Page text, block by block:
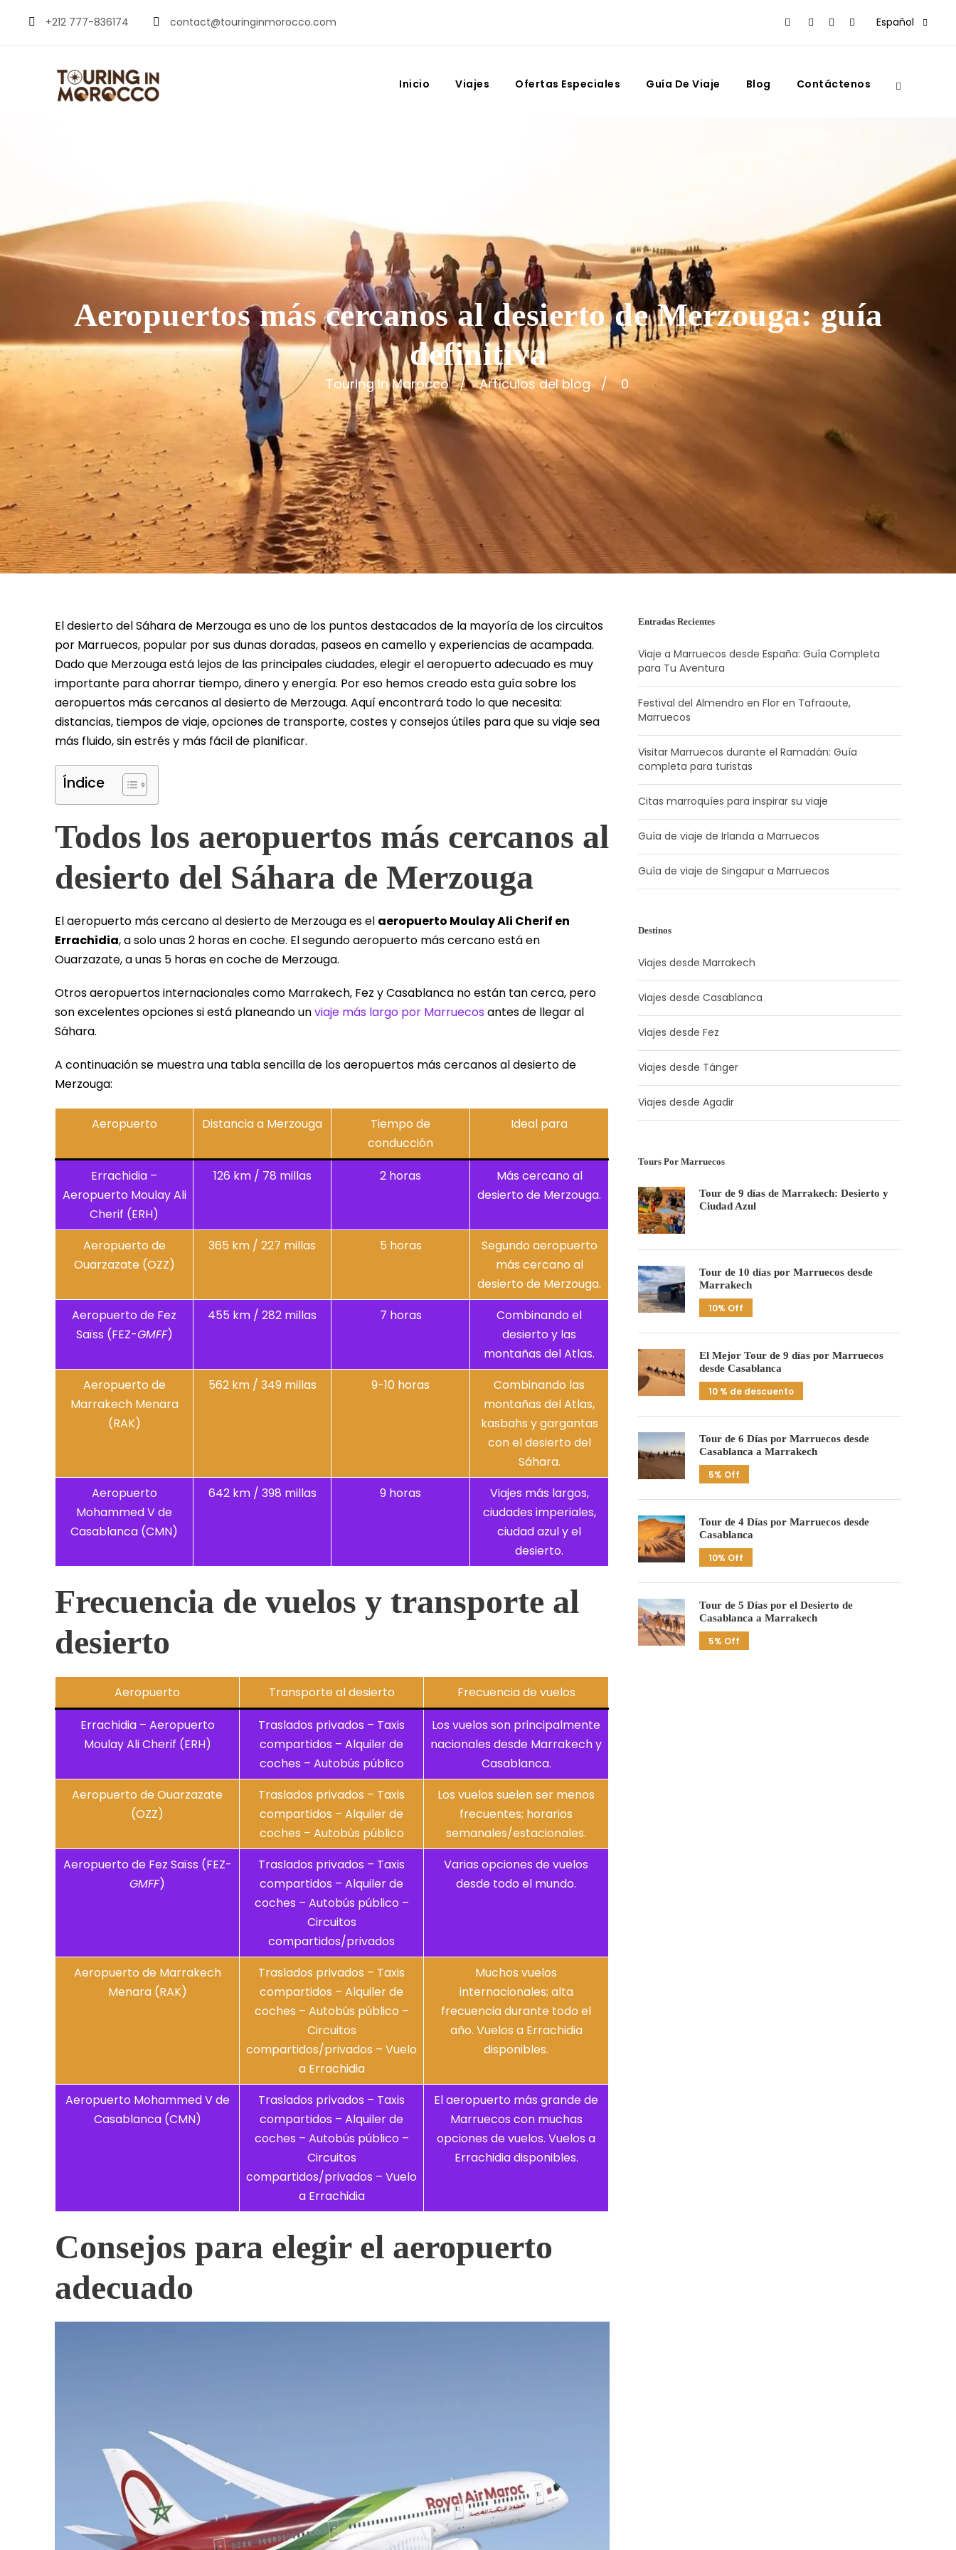
+212 777-836174 contact@touringinmorocco.com Español
Inicio Viajes Ofertas Especiales Guía De Viaje Blog Contáctenos
Touring In Morocco Artículos del blog 0
Aeropuertos más cercanos al desierto de Merzouga: guía
definitiva
El desierto del Sáhara de Merzouga es uno de los puntos destacados de la mayoría de los circuitos
por Marruecos, popular por sus dunas doradas, paseos en camello y experiencias de acampada.
Dado que Merzouga está lejos de las principales ciudades, elegir el aeropuerto adecuado es muy
importante para ahorrar tiempo, dinero y energía. Por eso hemos creado esta guía sobre los
aeropuertos más cercanos al desierto de Merzouga. Aquí encontrará todo lo que necesita:
distancias, tiempos de viaje, opciones de transporte, costes y consejos útiles para que su viaje sea
más fluido, sin estrés y más fácil de planificar.
Índice
Todos los aeropuertos más cercanos al
desierto del Sáhara de Merzouga
El aeropuerto más cercano al desierto de Merzouga es el aeropuerto Moulay Ali Cherif en
Errachidia, a solo unas 2 horas en coche. El segundo aeropuerto más cercano está en
Ouarzazate, a unas 5 horas en coche de Merzouga.
Otros aeropuertos internacionales como Marrakech, Fez y Casablanca no están tan cerca, pero
son excelentes opciones si está planeando unviaje más largo por Marruecos antes de llegar al
Sáhara.
A continuación se muestra una tabla sencilla de los aeropuertos más cercanos al desierto de
Merzouga:
Aeropuerto Distancia a Merzouga
Tiempo de
conducción
Ideal para
Errachidia –
Aeropuerto Moulay Ali
Cherif (ERH)
126 km / 78 millas 2 horas
Más cercano al
desierto de Merzouga.
Aeropuerto de
Ouarzazate (OZZ)
365 km / 227 millas 5 horas
Segundo aeropuerto
más cercano al
desierto de Merzouga.
Aeropuerto de Fez
Saïss (FEZ-GMFF)
455 km / 282 millas 7 horas
Combinando el
desierto y las
montañas del Atlas.
Aeropuerto de
Marrakech Menara
(RAK)
562 km / 349 millas 9-10 horas
Combinando las
montañas del Atlas,
kasbahs y gargantas
con el desierto del
Sáhara.
Aeropuerto
Mohammed V de
Casablanca (CMN)
642 km / 398 millas 9 horas
Viajes más largos,
ciudades imperiales,
ciudad azul y el
desierto.
Frecuencia de vuelos y transporte al
desierto
Aeropuerto Transporte al desierto
Frecuencia de vuelos
Errachidia – Aeropuerto
Moulay Ali Cherif (ERH)
Traslados privados – Taxis
compartidos – Alquiler de
coches – Autobús público
Los vuelos son principalmente
nacionales desde Marrakech y
Casablanca.
Aeropuerto de Ouarzazate
(OZZ)
Traslados privados – Taxis
compartidos – Alquiler de
coches – Autobús público
Los vuelos suelen ser menos
frecuentes; horarios
semanales/estacionales.
Aeropuerto de Fez Saïss (FEZ-
GMFF)
Traslados privados – Taxis
compartidos – Alquiler de
coches – Autobús público –
Circuitos
compartidos/privados
Varias opciones de vuelos
desde todo el mundo.
Aeropuerto de Marrakech
Menara (RAK)
Traslados privados – Taxis
compartidos – Alquiler de
coches – Autobús público –
Circuitos
compartidos/privados – Vuelo
a Errachidia
Muchos vuelos
internacionales; alta
frecuencia durante todo el
año. Vuelos a Errachidia
disponibles.
Aeropuerto Mohammed V de
Casablanca (CMN)
Traslados privados – Taxis
compartidos – Alquiler de
coches – Autobús público –
Circuitos
compartidos/privados – Vuelo
a Errachidia
El aeropuerto más grande de
Marruecos con muchas
opciones de vuelos. Vuelos a
Errachidia disponibles.
Consejos para elegir el aeropuerto
adecuado
Entradas Recientes
Viaje a Marruecos desde España: Guía Completa
para Tu Aventura
Festival del Almendro en Flor en Tafraoute,
Marruecos
Visitar Marruecos durante el Ramadán: Guía
completa para turistas
Citas marroquíes para inspirar su viaje
Guía de viaje de Irlanda a Marruecos
Guía de viaje de Singapur a Marruecos
Destinos
Viajes desde Marrakech
Viajes desde Casablanca
Viajes desde Fez
Viajes desde Tánger
Viajes desde Agadir
Tours Por Marruecos
Tour de 9 días de Marrakech: Desierto y
Ciudad Azul
Tour de 10 días por Marruecos desde
Marrakech
10% Off
El Mejor Tour de 9 días por Marruecos
desde Casablanca
10 % de descuento
Tour de 6 Días por Marruecos desde
Casablanca a Marrakech
5% Off
Tour de 4 Días por Marruecos desde
Casablanca
10% Off
Tour de 5 Días por el Desierto de
Casablanca a Marrakech
5% Off